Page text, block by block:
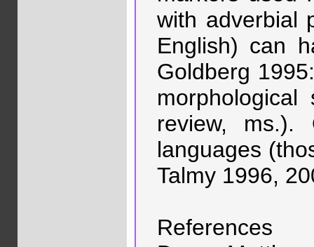
with adverbial
English) can
Goldberg
review, ms.).
languages
Talmy 1996,
References